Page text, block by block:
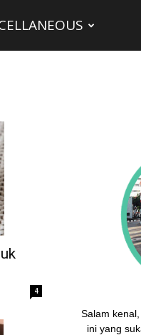
4
Salam
ini yang